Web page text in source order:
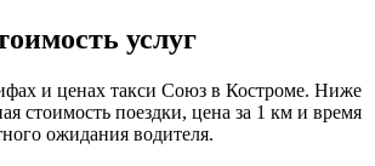
услуг
и ценах такси Союз в Костроме. Ниже
стоимость поездки, цена за 1 км и время
ожидания водителя.